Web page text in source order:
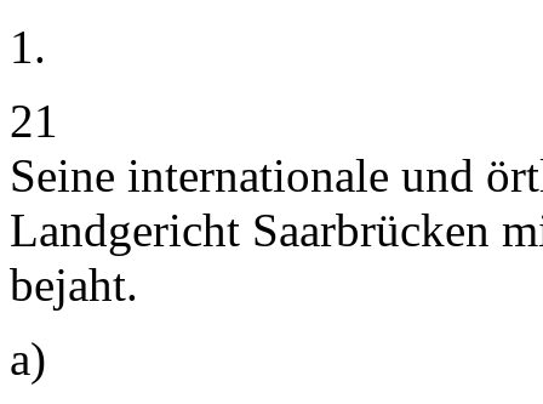
1.
21
Seine internationale und
Landgericht Saarbrücken
bejaht.
a)